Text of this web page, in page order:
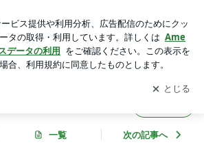
のブログ ～ フミ通 ～
して ブログの更新通知
を受け取りまし
開く
一覧 次の記事へ